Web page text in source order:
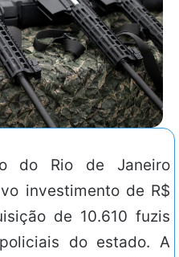
do Rio de Janeiro
investimento de R$
de 10.610 fuzis
do estado. A